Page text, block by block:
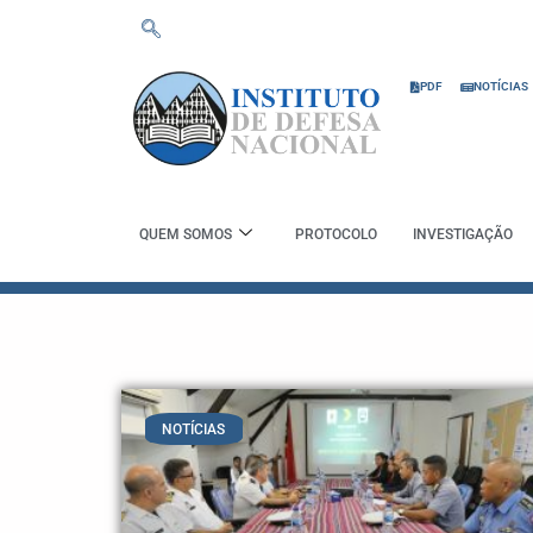
PDF NOTÍCIAS
QUEM SOMOS PROTOCOLO INVESTIGAÇÃO
NOTÍCIAS